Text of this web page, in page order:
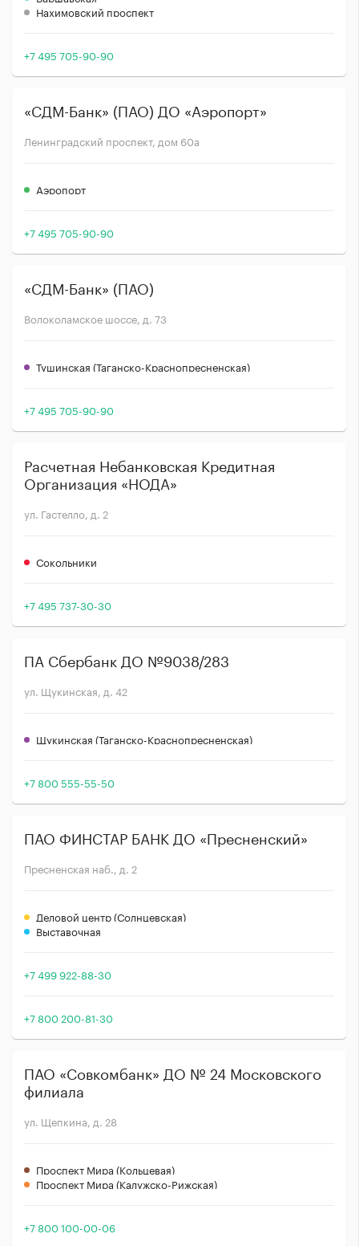
Нахимовский проспект
+7 495 705-90-90
«СДМ-Банк» (ПАО) ДО «Аэропорт»
Ленинградский проспект, дом 60а
Аэропорт
+7 495 705-90-90
«СДМ-Банк» (ПАО)
Волоколамское шоссе, д. 73
Тушинская (Таганско-Краснопресненская)
+7 495 705-90-90
Расчетная Небанковская Кредитная
Организация «НОДА»
ул. Гастелло, д. 2
Сокольники
+7 495 737-30-30
ПА Сбербанк ДО №9038/283
ул. Щукинская, д. 42
Щукинская (Таганско-Краснопресненская)
+7 800 555-55-50
ПАО ФИНСТАР БАНК ДО «Пресненский»
Пресненская наб., д. 2
Деловой центр (Солнцевская)
Выставочная
+7 499 922-88-30
+7 800 200-81-30
ПАО «Совкомбанк» ДО № 24 Московского
филиала
ул. Щепкина, д. 28
Проспект Мира (Кольцевая)
Проспект Мира (Калужско-Рижская)
+7 800 100-00-06